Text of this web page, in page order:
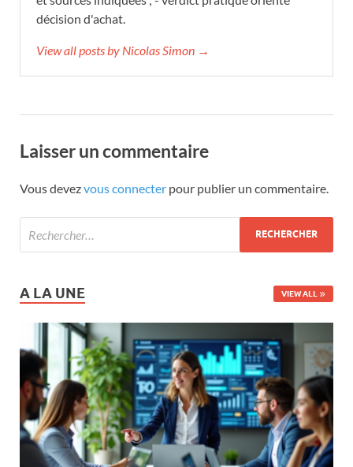
décision d'achat.
View all posts by Nicolas Simon →
Laisser un commentaire
Vous devezvous connecter pour publier un commentaire.
A LA UNE VIEW ALL